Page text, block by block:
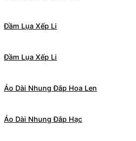
Đầm Lụa Xếp Li
Đầm Lụa Xếp Li
Áo Dài Nhung Đắp Hoa Len
Áo Dài Nhung Đắp Hạc